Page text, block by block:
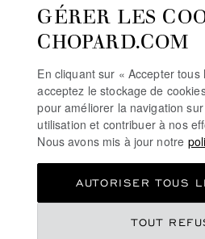
S’INSCRIRE À LA NEWSLETTER
POLITIQUE DES COOKIES
GÉRER LES
CHOPARD.COM
En cliquant sur « Accepter tous
acceptez le stockage de
pour améliorer la navigation
utilisation et contribuer à nos
Nous avons mis à jour notre
TOUT
AUTORISER TOUS